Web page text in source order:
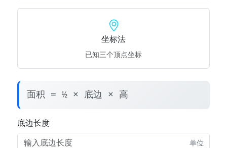
坐标法
已知三个顶点坐标
面积 = ½ × 底边 × 高
底边长度
单位